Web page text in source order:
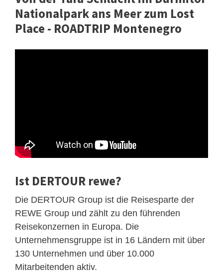
Nationalpark ans Meer zum Lost
Place - ROADTRIP Montenegro
Ist DERTOUR rewe?
Die DERTOUR Group ist die Reisesparte der
REWE Group und zählt zu den führenden
Reisekonzernen in Europa. Die
Unternehmensgruppe ist in 16 Ländern mit über
130 Unternehmen und über 10.000
Mitarbeitenden aktiv.